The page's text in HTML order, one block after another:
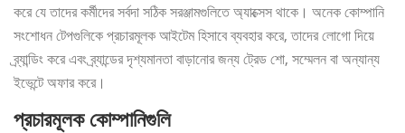
করে যে তাদের কর্মীদের সর্বদা সঠিক সরঞ্জামগুলিতে অ্যাক্সেস থাকে। অনেক কোম্পানি
সংশোধন টেপগুলিকে প্রচারমূলক আইটেম হিসাবে ব্যবহার করে, তাদের লোগো দিয়ে
ব্র্যান্ডিং করে এবং ব্র্যান্ডের দৃশ্যমানতা বাড়ানোর জন্য ট্রেড শো, সম্মেলন বা অন্যান্য
ইভেন্টে অফার করে।
প্রচারমূলক কোম্পানিগুলি